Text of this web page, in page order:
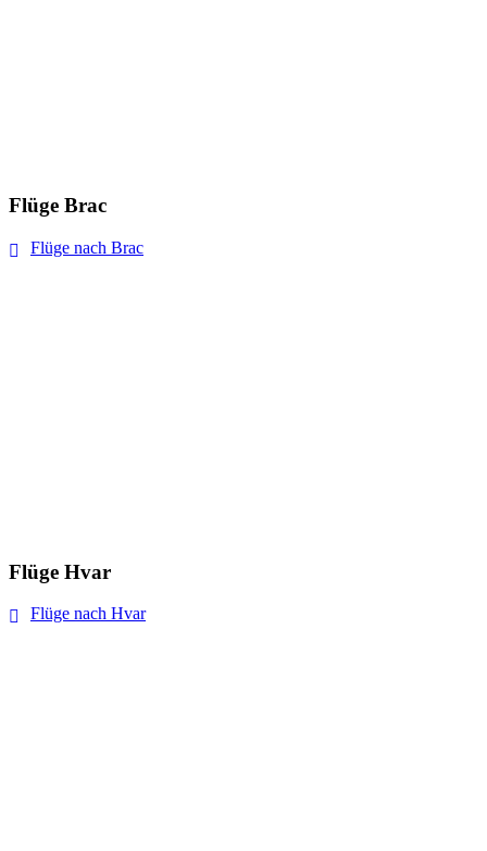
Flüge Brac
Flüge nach Brac
Flüge Hvar
Flüge nach Hvar